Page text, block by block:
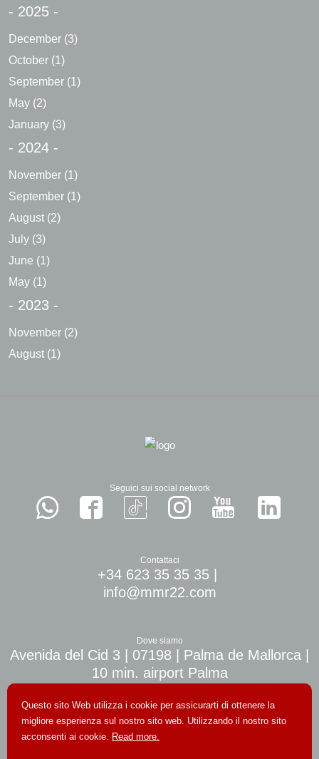
- 2025 -
December (3)
October (1)
September (1)
May (2)
January (3)
- 2024 -
November (1)
September (1)
August (2)
July (3)
June (1)
May (1)
- 2023 -
November (2)
August (1)
Seguici sui social network
Contattaci
+34 623 35 35 35
info@mmr22.com
Dove siamo
Avenida del Cid 3 | 07198 | Palma de Mallorca |
10 min. airport Palma
© Copyright 2026. Tutti i diritti riservati
Questo sito Web utilizza i cookie per assicurarti di ottenere la
migliore esperienza sul nostro sito web. Utilizzando il nostro sito
acconsenti ai cookie. Read more.